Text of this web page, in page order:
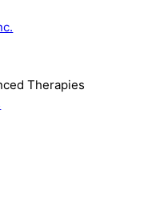
Therapies